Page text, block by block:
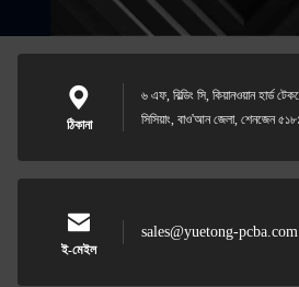
ঠিকানা
৬ এফ, বিল্ডিং সি, কিয়ানওয়ান হার্ড
সিসিয়াং, বাও'আন জেলা, শেনজেন
ই-মেইল
sales@yuetong-pcba.com